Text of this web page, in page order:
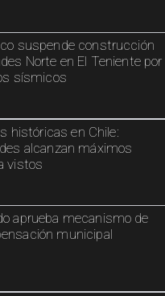
suspende construcción
Norte en El Teniente por
sísmicos
históricas en Chile:
alcanzan máximos
vistos
aprueba mecanismo de
municipal